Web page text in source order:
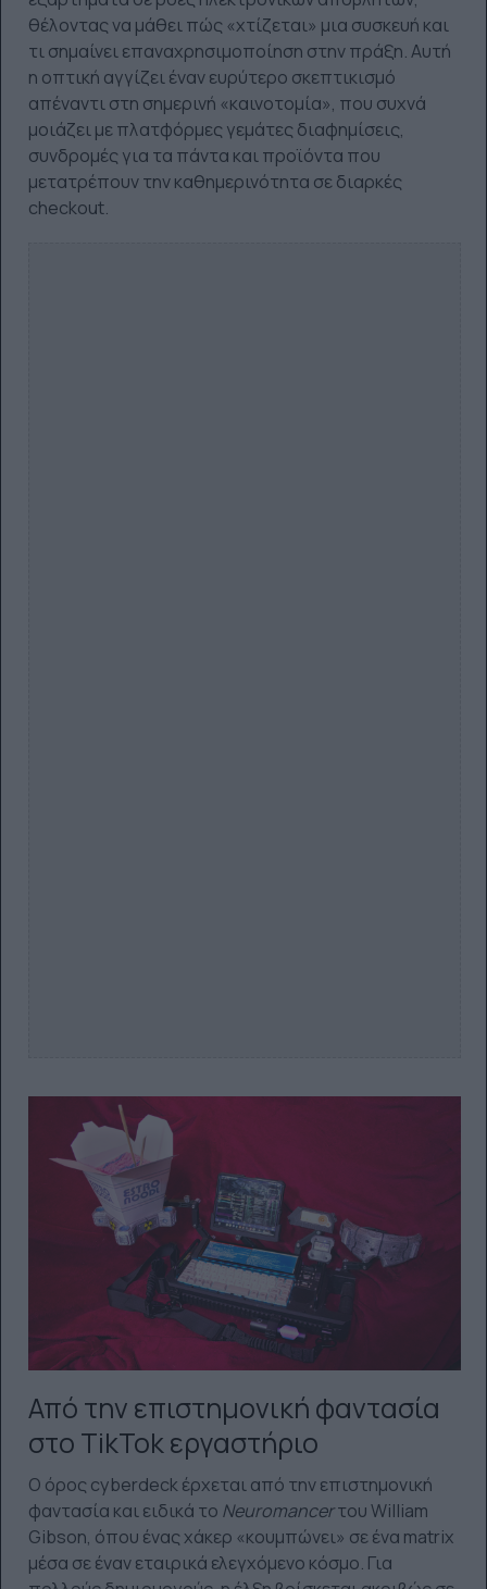
θέλοντας να μάθει πώς «χτίζεται» μια συσκευή και
τι σημαίνει επαναχρησιμοποίηση στην πράξη. Αυτή
η οπτική αγγίζει έναν ευρύτερο σκεπτικισμό
απέναντι στη σημερινή «καινοτομία», που συχνά
μοιάζει με πλατφόρμες γεμάτες διαφημίσεις,
συνδρομές για τα πάντα και προϊόντα που
μετατρέπουν την καθημερινότητα σε διαρκές
checkout.
Από την επιστημονική φαντασία
στο TikTok εργαστήριο
Ο όρος cyberdeck έρχεται από την επιστημονική
φαντασία και ειδικά το Neuromancerτου William
Gibson, όπου ένας χάκερ «κουμπώνει» σε ένα matrix
μέσα σε έναν εταιρικά ελεγχόμενο κόσμο. Για